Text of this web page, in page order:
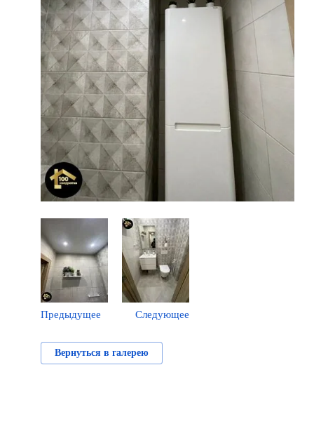
Предыдущее Следующее
Вернуться в галерею